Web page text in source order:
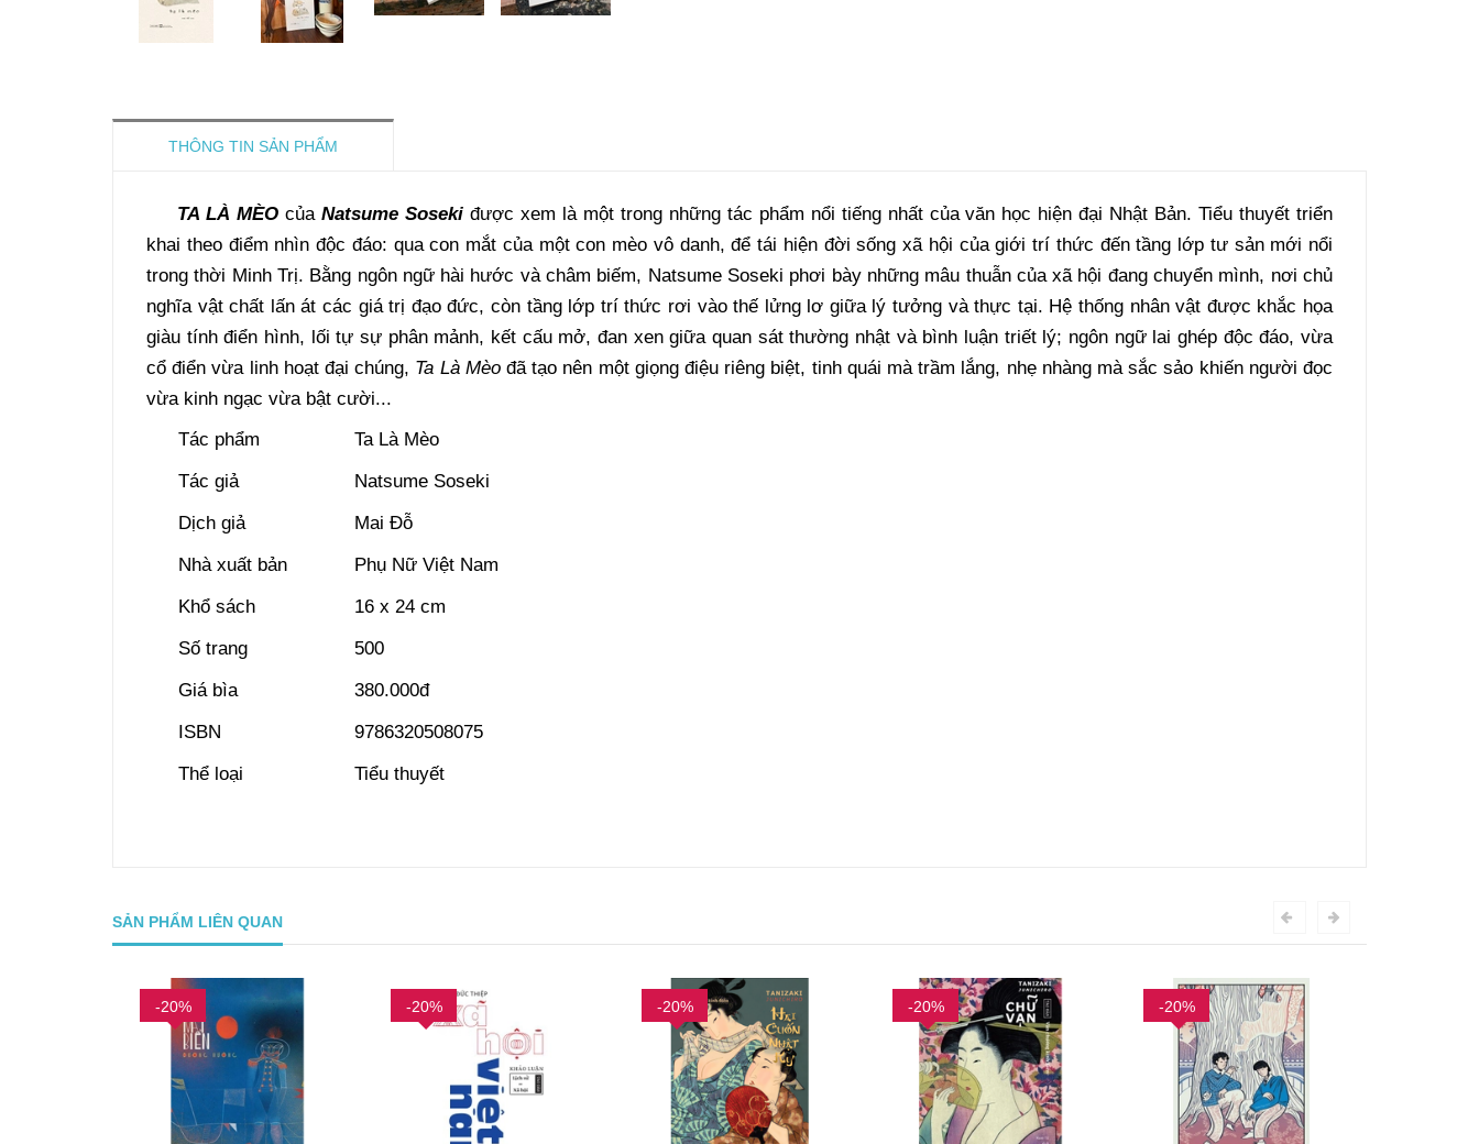
THÔNG TIN SẢN PHẨM
TA LÀ MÈO củaNatsume Soseki được xem là một trong những tác phẩm nổi tiếng nhất của văn học hiện đại Nhật Bản. Tiểu thuyết triển
khai theo điểm nhìn độc đáo: qua con mắt của một con mèo vô danh, để tái hiện đời sống xã hội của giới trí thức đến tầng lớp tư sản mới nổi
trong thời Minh Trị. Bằng ngôn ngữ hài hước và châm biếm, Natsume Soseki phơi bày những mâu thuẫn của xã hội đang chuyển mình, nơi chủ
nghĩa vật chất lấn át các giá trị đạo đức, còn tầng lớp trí thức rơi vào thế lửng lơ giữa lý tưởng và thực tại. Hệ thống nhân vật được khắc họa
giàu tính điển hình, lối tự sự phân mảnh, kết cấu mở, đan xen giữa quan sát thường nhật và bình luận triết lý; ngôn ngữ lai ghép độc đáo, vừa
cổ điển vừa linh hoạt đại chúng, Ta Là Mèođã tạo nên một giọng điệu riêng biệt, tinh quái mà trầm lắng, nhẹ nhàng mà sắc sảo khiến người đọc
vừa kinh ngạc vừa bật cười...
Tác phẩm
Ta Là Mèo
Tác giả
Natsume Soseki
Dịch giả
Mai Đỗ
Nhà xuất bản
Phụ Nữ Việt Nam
Khổ sách
16 x 24 cm
Số trang
500
Giá bìa
380.000đ
ISBN
9786320508075
Thể loại
Tiểu thuyết
SẢN PHẨM LIÊN QUAN
-20% -20% -20% -20% -20%